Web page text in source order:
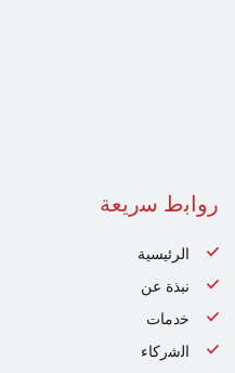
رواﺑط ﺳرﯾﻌﺔ
الرئيسية
نبذة عن
ﺧدﻣﺎت
اﻟﺷرﻛﺎء